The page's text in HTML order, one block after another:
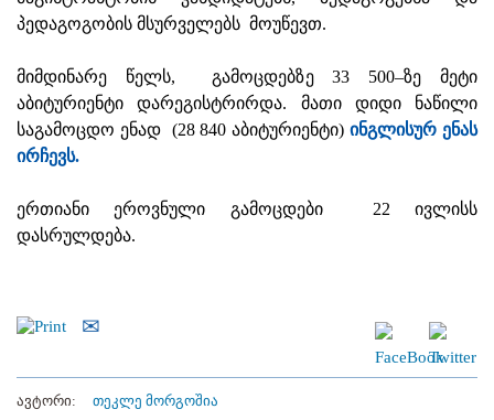
პედაგოგობის მსურველებს მოუწევთ.
მიმდინარე წელს, გამოცდებზე 33 500–ზე მეტი
აბიტურიენტი დარეგისტრირდა. მათი დიდი ნაწილი
საგამოცდო ენად (28 840 აბიტურიენტი)ინგლისურ ენას
ირჩევს.
ერთიანი ეროვნული გამოცდები 22 ივლისს
დასრულდება.
ავტორი: თეკლე მორგოშია